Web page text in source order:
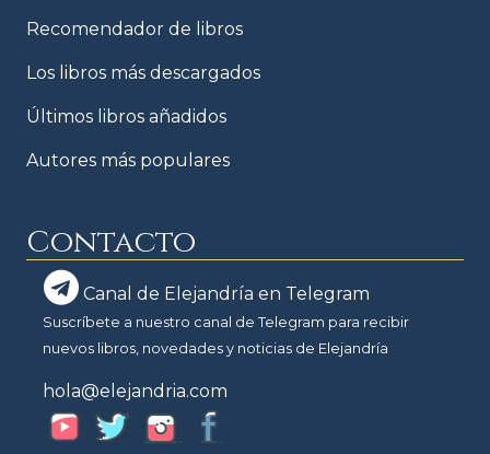
Recomendador de libros
Los libros más descargados
Últimos libros añadidos
Autores más populares
Contacto
Canal de Elejandría en Telegram
Suscríbete a nuestro canal de Telegram para recibir
nuevos libros, novedades y noticias de Elejandría
hola@elejandria.com